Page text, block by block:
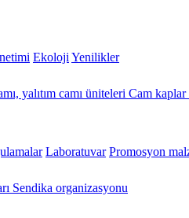
Ekoloji Yenilikler
yalıtım camı üniteleri Cam kaplar
Laboratuvar Promosyon
Sendika organizasyonu